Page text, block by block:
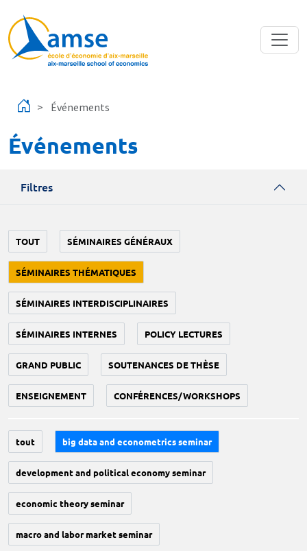
Événements
Événements
Filtres
TOUT SÉMINAIRES GÉNÉRAUX
SÉMINAIRES THÉMATIQUES
SÉMINAIRES INTERDISCIPLINAIRES
SÉMINAIRES INTERNES POLICY LECTURES
GRAND PUBLIC SOUTENANCES DE THÈSE
ENSEIGNEMENT CONFÉRENCES/WORKSHOPS
tout big data and econometrics seminar
development and political economy seminar
economic theory seminar
macro and labor market seminar